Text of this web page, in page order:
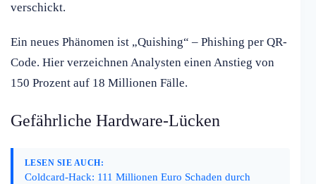
verschickt.
Ein neues Phänomen ist „Quishing“ – Phishing per QR-
Code. Hier verzeichnen Analysten einen Anstieg von
150 Prozent auf 18 Millionen Fälle.
Gefährliche Hardware-Lücken
LESEN SIE AUCH:
Coldcard-Hack: 111 Millionen Euro Schaden durch